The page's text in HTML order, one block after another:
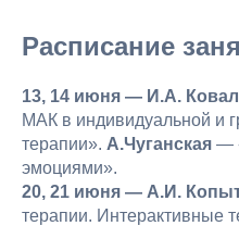
Расписание
13, 14 июня — И.А.
МАК в индивидуальной и
терапии». А.Чуганская —
эмоциями».
20, 21 июня — А.И.
терапии. Интерактивные